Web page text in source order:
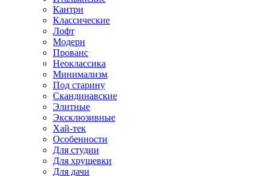
Кантри
Классические
Лофт
Модерн
Прованс
Неоклассика
Минимализм
Под старину
Скандинавские
Элитные
Эксклюзивные
Хай-тек
Особенности
Для студии
Для хрущевки
Для дачи